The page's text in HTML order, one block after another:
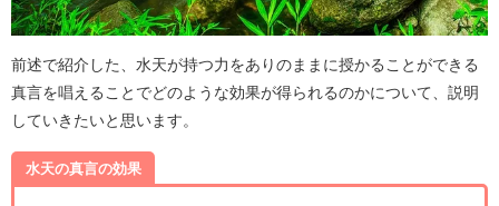
前述で紹介した、水天が持つ力をありのままに授かることができる
真言を唱えることでどのような効果が得られるのかについて、説明
していきたいと思います。
水天の真言の効果